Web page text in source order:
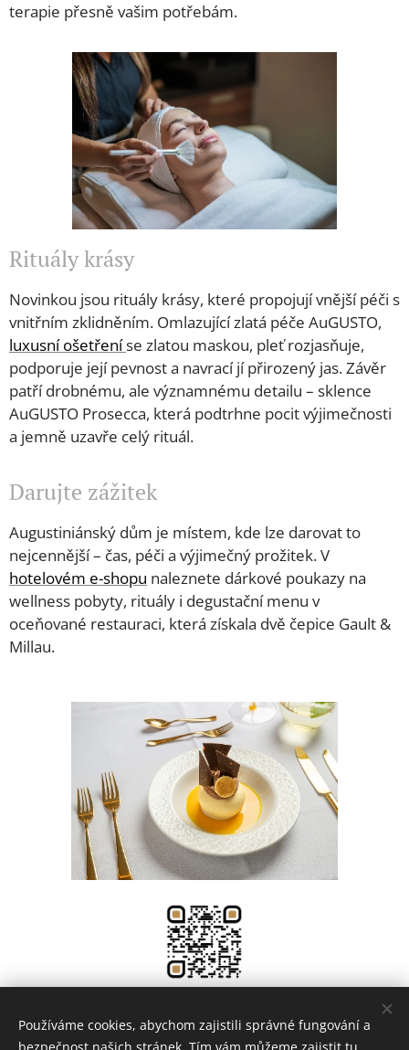
terapie přesně vašim potřebám.
Rituály krásy
Novinkou jsou rituály krásy, které propojují vnější péči s
vnitřním zklidněním. Omlazující zlatá péče AuGUSTO,
luxusní ošetřeníse zlatou maskou, pleť rozjasňuje,
podporuje její pevnost a navrací jí přirozený jas. Závěr
patří drobnému, ale významnému detailu – sklence
AuGUSTO Prosecca, která podtrhne pocit výjimečnosti
a jemně uzavře celý rituál.
Darujte zážitek
Augustiniánský dům je místem, kde lze darovat to
nejcennější – čas, péči a výjimečný prožitek. V
hotelovém e-shopu naleznete dárkové poukazy na
wellness pobyty, rituály i degustační menu v
oceňované restauraci, která získala dvě čepice Gault &
Millau.
Share
Používáme cookies, abychom zajistili správné fungování a